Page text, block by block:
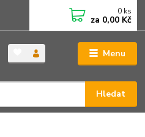
Menu
Hledat
0 ks
za 0,00 Kč